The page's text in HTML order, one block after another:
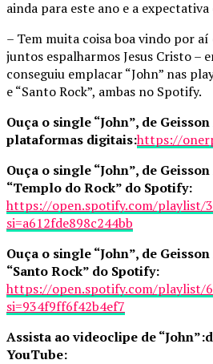
ainda para este ano e a expectativa
– Tem muita coisa boa vindo por
juntos espalharmos Jesus Cristo –
conseguiu emplacar “John” nas
e “Santo Rock”, ambas no Spotify.
Ouça o single “John”, de
plataformas digitais:https://
Ouça o single “John”, de
“Templo do Rock” do Spotify:
https://open.spotify.com/playlist/
si=a612fde898c244bb
Ouça o single “John”, de
“Santo Rock” do Spotify:
https://open.spotify.com/playlist/
si=934f9ff6f42b4ef7
Assista ao videoclipe de
YouTube: